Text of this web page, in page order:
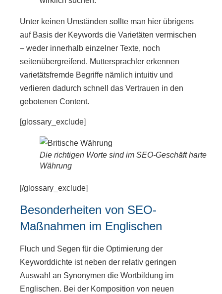
Unter keinen Umständen sollte man hier übrigens
auf Basis der Keywords die Varietäten vermischen
– weder innerhalb einzelner Texte, noch
seitenübergreifend. Muttersprachler erkennen
varietätsfremde Begriffe nämlich intuitiv und
verlieren dadurch schnell das Vertrauen in den
gebotenen Content.
[glossary_exclude]
Die richtigen Worte sind im SEO-Geschäft harte
Währung
[/glossary_exclude]
Besonderheiten von SEO-
Maßnahmen im Englischen
Fluch und Segen für die Optimierung der
Keyworddichte ist neben der relativ geringen
Auswahl an Synonymen die Wortbildung im
Englischen. Bei der Komposition von neuen